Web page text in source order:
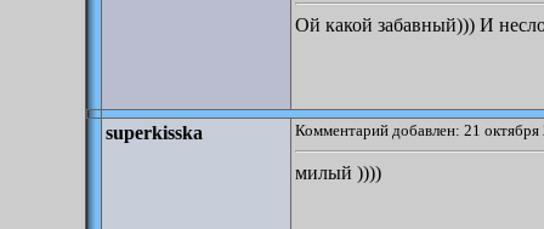
Ой какой забавный))) И
superkisska Комментарий добавлен: 21
милый ))))